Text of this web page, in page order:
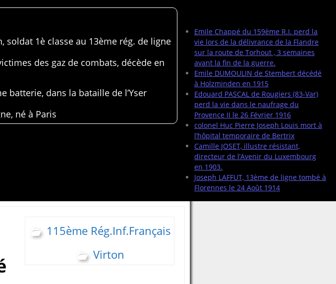
Emile Chappé du 159ème R.I. perd la
vie lors de la délivrance de la Flandre
sur la route de Torhout , 3 semaines
avant la fin de la guerre.
Emile DUMOULIN de Stembert décédé
à Holzminden en 1915
Edouard PASCAL de Rougiers (83-Var)
perd la vie dans le naufrage du
Provence II le 26 Février 1916
colonel Huc Pierre Joseph Louis mort à
l’hôpital temporaire de Bertrix
Camille JOSET, illustre résistant,
directeur de l’Avenir du Luxembourg
en 1903.
Joseph LAFFUT, 13ème de ligne tombé à
Florennes le 24 Août 1914
soldat 1è classe au 13ème rég. de ligne
des gaz de combats, décède en
batterie, dans la bataille de l’Yser
né à Paris
115ème Rég.Inf.Français
Virton